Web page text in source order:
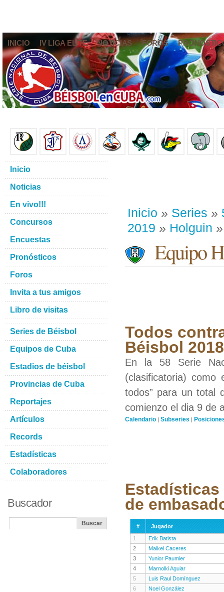
INICIO IV LIGA ELITE NOTICIAS FOROS
Inicio » Series »
2019 » Holguin
Equipo
Todos
Béisbol
En la 58 Serie
(clasificatoria) como
todos” para un total
comienzo el dia 9 de
Calendario | Subseries |
Estadísticas
de
#
Jugador
1
Erik Batista
2
Maikel Caceres
3
Yunior Paumier
4
Marnolki Aguiar
5
Luis Raul Domínguez
6
Noel González
Inicio
Noticias
En vivo!!!
Concursos
Encuestas
Pronósticos
Foros
Invita a tus amigos
Libro de visitas
Series de Béisbol
Equipos de Cuba
Estadios de béisbol
Provincias de Cuba
Reportajes
Artículos
Records
Estadísticas
Colaboradores
Buscador